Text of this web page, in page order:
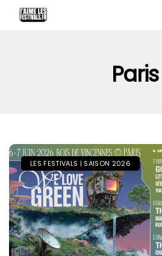
Paris
LES FESTIVALS | SAISON 2026